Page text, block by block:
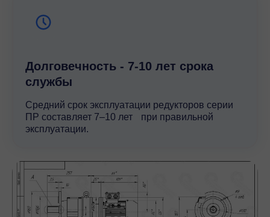
Долговечность - 7-10 лет срока
службы
Средний срок эксплуатации редукторов серии
ПР составляет 7–10 лет при правильной
эксплуатации.